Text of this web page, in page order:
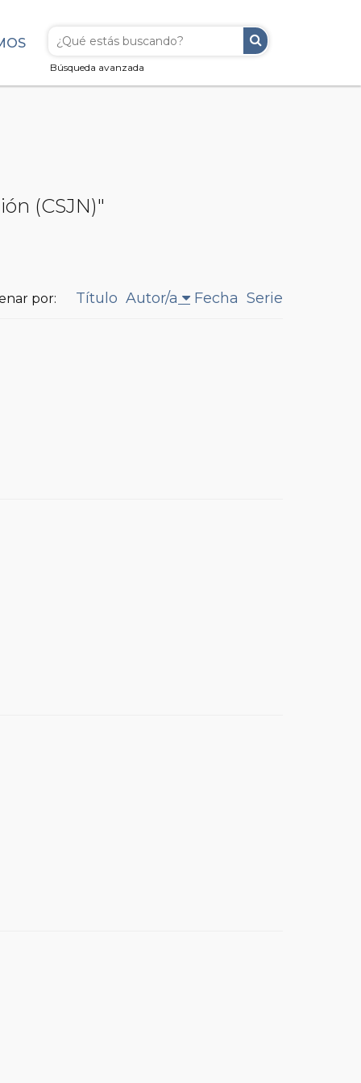
Búsqueda avanzada
(CSJN)"
por: Título Autor/a Fecha Serie